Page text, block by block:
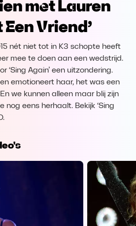
Edge Download
Download
met Lauren
Een Vriend’
nét niet tot in K3 schopte heeft
mee te doen aan een wedstrijd.
‘Sing Again’ een uitzondering.
emotioneert haar, het was een
we kunnen alleen maar blij zijn
eens herhaalt. Bekijk ‘Sing